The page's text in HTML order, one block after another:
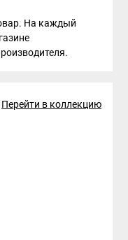
На каждый
Перейти в коллекцию